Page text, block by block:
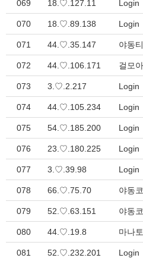
069 18.♡.127.11 Login
070 18.♡.89.138 Login
071 44.♡.35.147
072 44.♡.106.171
073 3.♡.2.217 Login
074 44.♡.105.234 Login
075 54.♡.185.200 Login
076 23.♡.180.225 Login
077 3.♡.39.98 Login
078 66.♡.75.70
079 52.♡.63.151
080 44.♡.19.8
081 52.♡.232.201 Login